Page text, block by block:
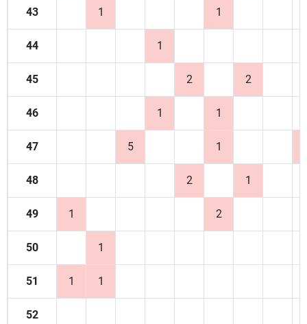
43 1 1
44 1
45 2 2
46 1 1
47 5 1
48 2 1
49 1 2
50 1
51 1 1
52